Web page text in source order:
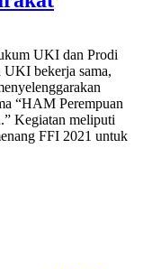
UKI dan Prodi
bekerja sama,
“HAM Perempuan
Kegiatan meliputi
FFI 2021 untuk